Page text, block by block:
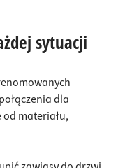
sytuacji
dla
materiału,